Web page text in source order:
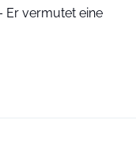
Er vermutet eine